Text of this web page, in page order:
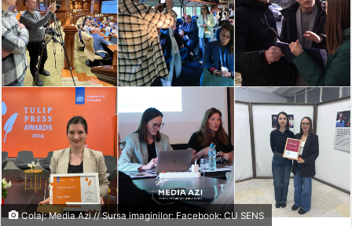
Colaj: Media Azi // Sursa imaginilor: Facebook: CU SENS